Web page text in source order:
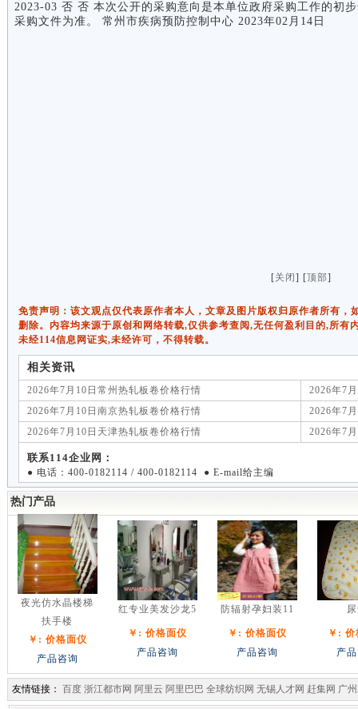
2023-03 否 否 本次公开的采购意向是本单位政府采购工作的初
采购文件为准。 常州市疾病预防控制中心 2023年02月14日
[关闭 ] [顶部]
免责声明：该文观点仅代表原作者本人，文章及图片版权归原作者所有，
删除。内容均来源于原创和网络转载,仅供参考查阅,无任何盈利目的,所有
未经114信息网证实,未经许可，不得转载。
相关资讯
2026年7月10日常州热轧板卷价格行情
2026年7
2026年7月10日南京热轧板卷价格行情
2026年7
2026年7月10日天津热轧板卷价格行情
2026年7
联系114企业网：
● 电话：400-0182114 / 400-0182114 ● E-mail给主编
热门产品
夜光仿水晶楼梯
扶手楼
￥: 价格面仪
产品咨询
红专业美发沙龙5
￥: 价格面仪
产品咨询
防辐射孕妇装11
￥: 价格面仪
产品咨询
￥:
产
友情链接： 百度 浙江都市网 阿里云 阿里巴巴 全球纺织网 无锡人才网 赶集网 广